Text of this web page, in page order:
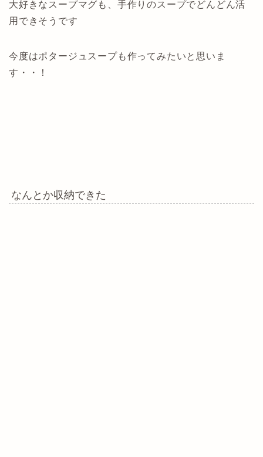
大好きなスープマグも、手作りのスープでどんどん活
用できそうです
今度はポタージュスープも作ってみたいと思いま
す・・！
なんとか収納できた